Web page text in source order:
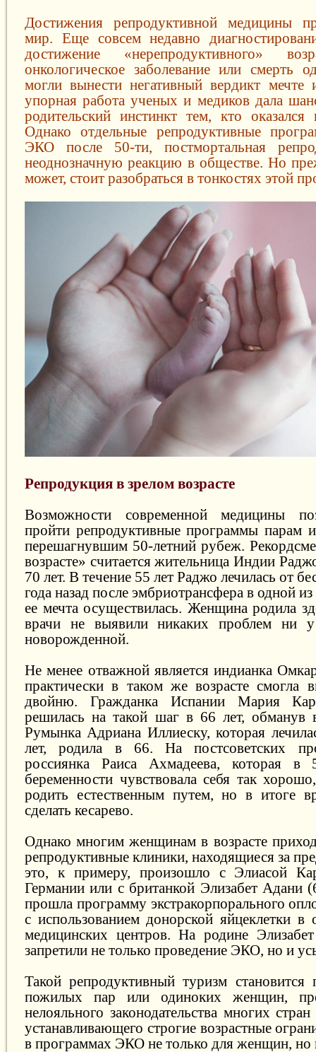
Достижения репродуктивной медицины
мир. Еще совсем недавно
достижение «нерепродуктивного»
онкологическое заболевание или смерть
могли вынести негативный вердикт мечте
упорная работа ученых и медиков дала
родительский инстинкт тем, кто оказался
Однако отдельные репродуктивные
ЭКО после 50-ти, постмортальная
неоднозначную реакцию в обществе. Но
может, стоит разобраться в тонкостях этой
Репродукция в зрелом возрасте
Возможности современной медицины
пройти репродуктивные программы парам
перешагнувшим 50-летний рубеж.
возрасте» считается жительница Индии
70 лет. В течение 55 лет Раджо лечилась от
года назад после эмбриотрансфера в одной
ее мечта осуществилась. Женщина родила
врачи не выявили никаких проблем ни
новорожденной.
Не менее отважной является индианка
практически в таком же возрасте смогла
двойню. Гражданка Испании Мария
решилась на такой шаг в 66 лет, обманув
Румынка Адриана Иллиеску, которая
лет, родила в 66. На постсоветских
россиянка Раиса Ахмадеева, которая
беременности чувствовала себя так
родить естественным путем, но в итоге
сделать кесарево.
Однако многим женщинам в возрасте
репродуктивные клиники, находящиеся за
это, к примеру, произошло с Элиасой
Германии или с британкой Элизабет Адани
прошла программу экстракорпорального
с использованием донорской яйцеклетки в
медицинских центров. На родине Элизабет
запретили не только проведение ЭКО, но и
Такой репродуктивный туризм становится
пожилых пар или одиноких женщин,
нелояльного законодательства многих
устанавливающего строгие возрастные
в программах ЭКО не только для женщин,